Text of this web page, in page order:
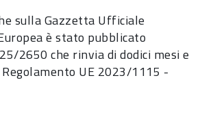
sulla Gazzetta Ufficiale
è stato pubblicato
2650 che rinvia di dodici mesi e
UE 2023/1115 -